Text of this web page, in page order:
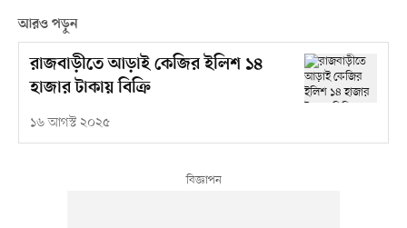
আরও পড়ুন
রাজবাড়ীতে আড়াই কেজির ইলিশ ১৪
হাজার টাকায় বিক্রি
১৬ আগস্ট ২০২৫